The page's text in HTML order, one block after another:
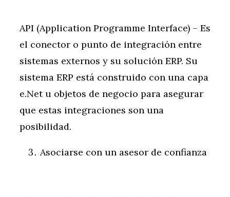
API (Application Programme Interface) – Es
el conector o punto de integración entre
sistemas externos y su solución ERP. Su
sistema ERP está construido con una capa
e.Net u objetos de negocio para asegurar
que estas integraciones son una
posibilidad.
Asociarse con un asesor de confianza